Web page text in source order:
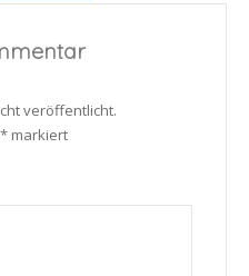
veröffentlicht.
* markiert